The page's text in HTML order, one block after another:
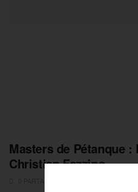
Masters de Pétanque :
Christian Fazzino